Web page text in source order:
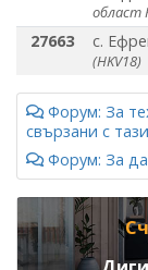
област
27663 с.
(HKV18)
Форум: За
свързани с
Форум: За